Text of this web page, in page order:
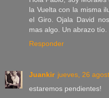
la Vuelta con la misma
el Giro. Ojala David
mas algo. Un abrazo tío.
Responder
Juankir jueves, 26
estaremos pendientes!